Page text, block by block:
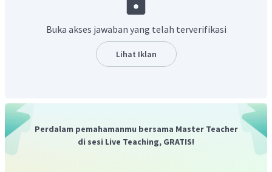
Pada kalimat tersebut terdapat subjek "I", sehingga
yang dibutuhkan adalah "
am"
Jadi, jawaban yang benar adalah
"am"
Buka akses jawaban yang telah terverifikasi
Lihat Iklan
Perdalam pemahamanmu bersama Master Teacher
di sesi Live Teaching, GRATIS!